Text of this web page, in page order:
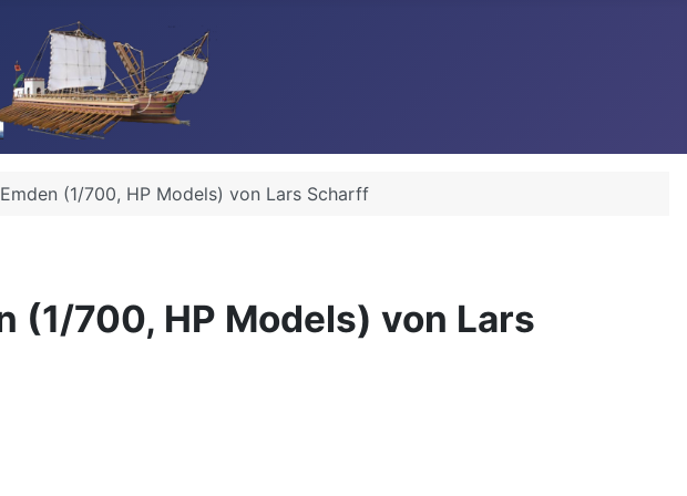
(1/700, HP Models) von Lars Scharff
(1/700, HP Models) von Lars